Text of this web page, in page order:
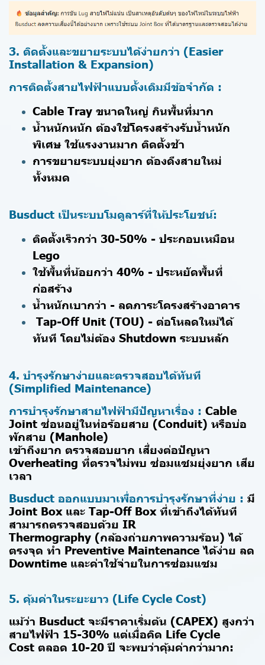
3. ติดตั้งและขยายระบบได้ง่ายกว่า (Easier
Installation & Expansion)
การติดตั้งสายไฟฟ้าแบบดั้งเดิมมีข้อจำกัด :
Cable Tray ขนาดใหญ่ กินพื้นที่มาก
น้ำหนักหนัก ต้องใช้โครงสร้างรับน้ำหนัก
พิเศษ ใช้แรงงานมาก ติดตั้งช้า
การขยายระบบยุ่งยาก ต้องดึงสายใหม่
ทั้งหมด
Busduct เป็นระบบโมดูลาร์ที่ให้ประโยชน์:
ติดตั้งเร็วกว่า 30-50% - ประกอบเหมือน
Lego
ใช้พื้นที่น้อยกว่า 40% - ประหยัดพื้นที่
ก่อสร้าง
น้ำหนักเบากว่า - ลดภาระโครงสร้างอาคาร
Tap-Off Unit (TOU) - ต่อโหลดใหม่ได้
ทันที โดยไม่ต้อง Shutdown ระบบหลัก
4. บำรุงรักษาง่ายและตรวจสอบได้ทันที
(Simplified Maintenance)
การบำรุงรักษาสายไฟฟ้ามีปัญหาเรื่อง : Cable
Joint ซ่อนอยู่ในท่อร้อยสาย (Conduit) หรือบ่อ
พักสาย (Manhole)
เข้าถึงยาก ตรวจสอบยาก เสี่ยงต่อปัญหา
Overheating ที่ตรวจไม่พบ ซ่อมแซมยุ่งยาก เสีย
เวลา
Busduct ออกแบบมาเพื่อการบำรุงรักษาที่ง่าย : มี
Joint Box และ Tap-Off Box ที่เข้าถึงได้ทันที
สามารถตรวจสอบด้วย IR
Thermography (กล้องถ่ายภาพความร้อน) ได้
ตรงจุด ทำ Preventive Maintenance ได้ง่าย ลด
Downtime และค่าใช้จ่ายในการซ่อมแซม
5. คุ้มค่าในระยะยาว (Life Cycle Cost)
แม้ว่า Busduct จะมีราคาเริ่มต้น (CAPEX) สูงกว่า
สายไฟฟ้า 15-30% แต่เมื่อคิด Life Cycle
Cost ตลอด 10-20 ปี จะพบว่าคุ้มค่ากว่ามาก: